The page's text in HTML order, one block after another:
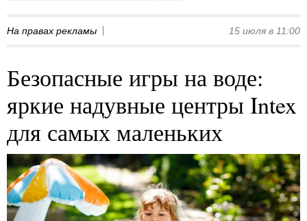
На правах рекламы 15 июля в 11:00
Безопасные игры на воде:
яркие надувные центры Intex
для самых маленьких